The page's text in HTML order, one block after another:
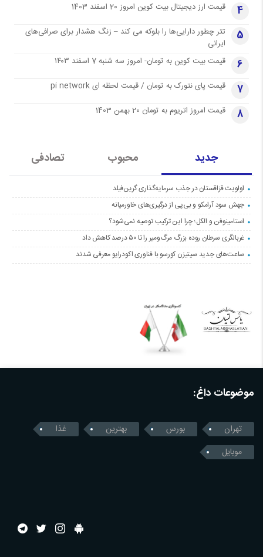
4 قیمت ارز دیجیتال بیت کوین امروز 20 اسفند 1403
5
تتر چطور دارایی‌ها را بلوکه می کند – زنگ هشدار برای صرافی‌های
ایرانی
6 قیمت بیت کوین به تومان- امروز سه شنبه 7 اسفند ۱۴۰۳
7 قیمت پای نتورک به تومان / قیمت لحظه ای pi network
8 قیمت امروز اتریوم به تومان 20 بهمن 1403
جدید محبوب تصادفی
اولویت قزاقستان در جذب سرمایه‌گذاری گرین‌فیلد
جهش سود آرامکو و بی‌پی از درگیری‌های خاورمیانه
استامینوفن و الکل؛ چرا این ترکیب توصیه نمی‌شود؟
غربالگری سرطان روده بزرگ مرگ‌ومیر را تا ۵۰ درصد کاهش داد
ساعت‌های جدید سیتیزن کورسو با فناوری اکودرایو معرفی شدند
موضوعات داغ:
تهران بورس بهترین
غذا
موبایل